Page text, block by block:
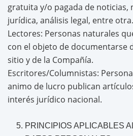
gratuita y/o pagada de noticias,
jurídica, análisis legal, entre otra.
Lectores: Personas naturales
con el objeto de documentarse
sitio y de la Compañía.
Escritores/Columnistas:
animo de lucro publican
interés jurídico nacional.
PRINCIPIOS APLICABLES